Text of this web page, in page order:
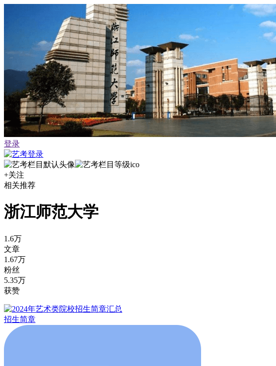
登录
+关注
相关推荐
浙江师范大学
1.6万
文章
1.67万
粉丝
5.35万
获赞
招生简章